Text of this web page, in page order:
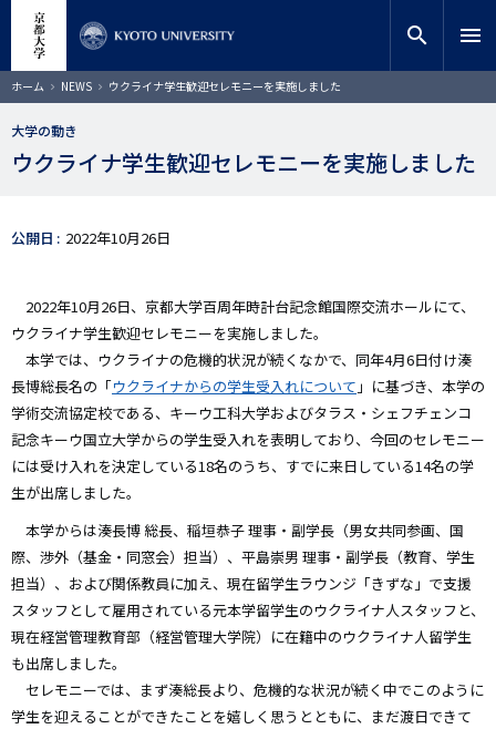
コ
ン
ン
動
サイト内検索 search menu
ホーム NEWS ウクライナ学生歓迎セレモニーを実施しました
大学の動き
ウクライナ学生歓迎セレモニーを実施しました
公開日 2022年10月26日
2022年10月26日、京都大学百周年時計台記念館国際交流ホールにて、
ウクライナ学生歓迎セレモニーを実施しました。
本学では、ウクライナの危機的状況が続くなかで、同年4月6日付け湊
長博総長名の「ウクライナからの学生受入れについて 」に基づき、本学の
学術交流協定校である、キーウ⼯科⼤学およびタラス・シェフチェンコ
記念キーウ国⽴⼤学からの学生受入れを表明しており、今回のセレモニー
には受け入れを決定している18名のうち、すでに来日している14名の学
生が出席しました。
本学からは湊長博 総長、稲垣恭子 理事・副学長（男女共同参画、国
際、渉外（基金・同窓会）担当）、平島崇男 理事・副学長（教育、学生
担当）、および関係教員に加え、現在留学生ラウンジ「きずな」で支援
スタッフとして雇用されている元本学留学生のウクライナ人スタッフと、
現在経営管理教育部（経営管理大学院）に在籍中のウクライナ人留学生
も出席しました。
セレモニーでは、まず湊総長より、危機的な状況が続く中でこのように
学生を迎えることができたことを嬉しく思うとともに、まだ渡日できて